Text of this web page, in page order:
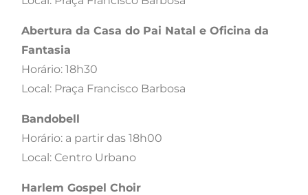
Abertura da Casa do Pai Natal e Oficina da
Fantasia
Horário: 18h30
Local: Praça Francisco Barbosa
Bandobell
Horário: a partir das 18h00
Local: Centro Urbano
Harlem Gospel Choir